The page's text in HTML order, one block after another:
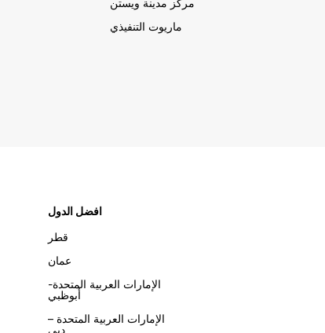
مركز مدينة ويستن
ماريوت التنفيذي
افضل الدول
قطر
عمان
الإمارات العربية المتحدة-
أبوظبي
الإمارات العربية المتحدة –
دبي